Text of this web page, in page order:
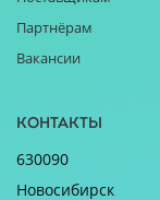
Партнёрам
Вакансии
Контакты
630090
Новосибирск